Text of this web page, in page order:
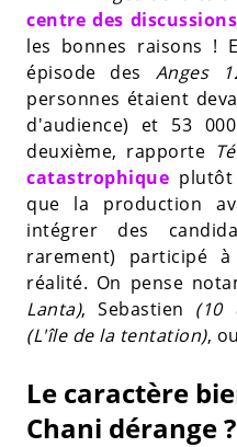
centre des discussions
les bonnes raisons !
épisode des Anges
personnes étaient
d'audience) et 53
deuxième, rapporte
catastrophique
que la production
intégrer des
rarement) participé
réalité. On pense
Lanta), Sebastien (10
(L'île de la tentation),
Le caractère
Chani dérange ?